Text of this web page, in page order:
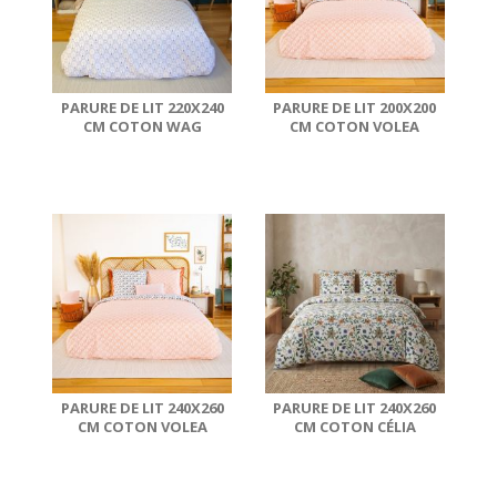
PARURE DE LIT 220X240
CM COTON WAG
PARURE DE LIT 200X200
CM COTON VOLEA
PARURE DE LIT 240X260
CM COTON VOLEA
PARURE DE LIT 240X260
CM COTON CÉLIA